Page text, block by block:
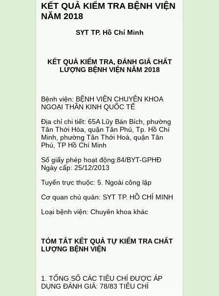
KẾT QUẢ KIỂM TRA BỆNH VIỆN
NĂM 2018
SYT TP. Hồ Chí Minh
KẾT QUẢ KIỂM TRA, ĐÁNH GIÁ CHẤT
LƯỢNG BỆNH VIỆN NĂM 2018
Bệnh viện: BỆNH VIỆN CHUYÊN KHOA
NGOẠI THẦN KINH QUỐC TẾ
Địa chỉ chi tiết: 65A Lũy Bán Bích, phường
Tân Thới Hòa, quận Tân Phú, Tp. Hồ Chí
Minh, phường Tân Thới Hoà, quận Tân
Phú, TP Hồ Chí Minh
Số giấy phép hoạt động:84/BYT-GPHĐ
Ngày cấp: 25/12/2013
Tuyến trực thuộc: 5. Ngoài công lập
Cơ quan chủ quản: SYT TP. HỒ CHÍ MINH
Loại bệnh viện: Chuyên khoa khác
TÓM TẮT KẾT QUẢ TỰ KIỂM TRA CHẤT
LƯỢNG BỆNH VIỆN
1. TỔNG SỐ CÁC TIÊU CHÍ ĐƯỢC ÁP
DỤNG ĐÁNH GIÁ: 78/83 TIÊU CHÍ